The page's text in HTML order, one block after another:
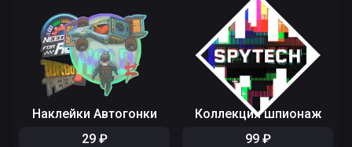
Наклейки Автогонки
29 ₽
Коллекция шпионаж
99 ₽